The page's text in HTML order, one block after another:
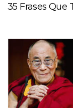
35 Frases Que